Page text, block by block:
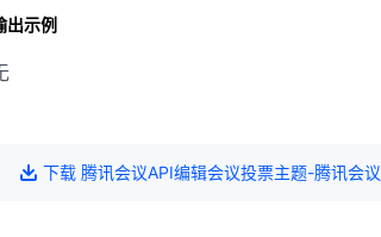
出示例
下载 腾讯会议API编辑会议投票主题-腾讯会议